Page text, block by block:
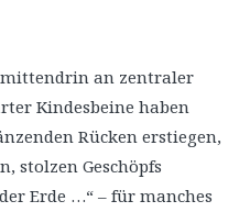
mittendrin an zentraler
Kindesbeine haben
Rücken erstiegen,
stolzen Geschöpfs
Erde …“ – für manches